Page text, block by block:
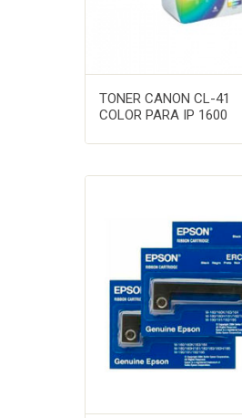
TONER CANON CL-41
COLOR PARA IP 1600